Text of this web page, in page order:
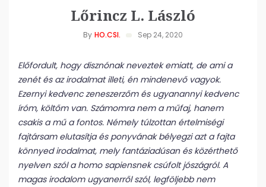
Lőrincz L. László
By HO.CSI. Sep 24, 2020
Előfordult, hogy disznónak neveztek emiatt, de ami a
zenét és az irodalmat illeti, én mindenevő vagyok.
Ezernyi kedvenc zeneszerzőm és ugyanannyi kedvenc
íróm, költőm van. Számomra nem a műfaj, hanem
csakis a mű a fontos. Némely túlzottan értelmiségi
fajtársam elutasítja és ponyvának bélyegzi azt a fajta
könnyed irodalmat, mely fantáziadúsan és közérthető
nyelven szól a homo sapiensnek csúfolt jószágról. A
magas irodalom ugyanerről szól, legföljebb nem